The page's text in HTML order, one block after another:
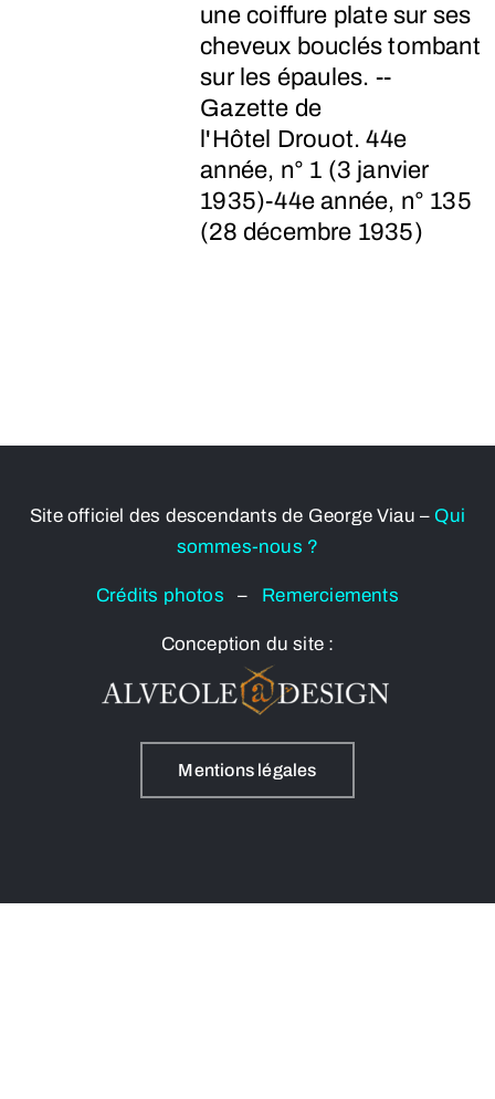
une coiffure plate sur ses
cheveux bouclés tombant
sur les épaules. --
Gazette de
l'Hôtel Drouot. 44e
année, n° 1 (3 janvier
1935)-44e année, n° 135
(28 décembre 1935)
Site officiel des descendants de George Viau – Qui
sommes-nous ?
Crédits photos– Remerciements
Conception du site :
Mentions légales